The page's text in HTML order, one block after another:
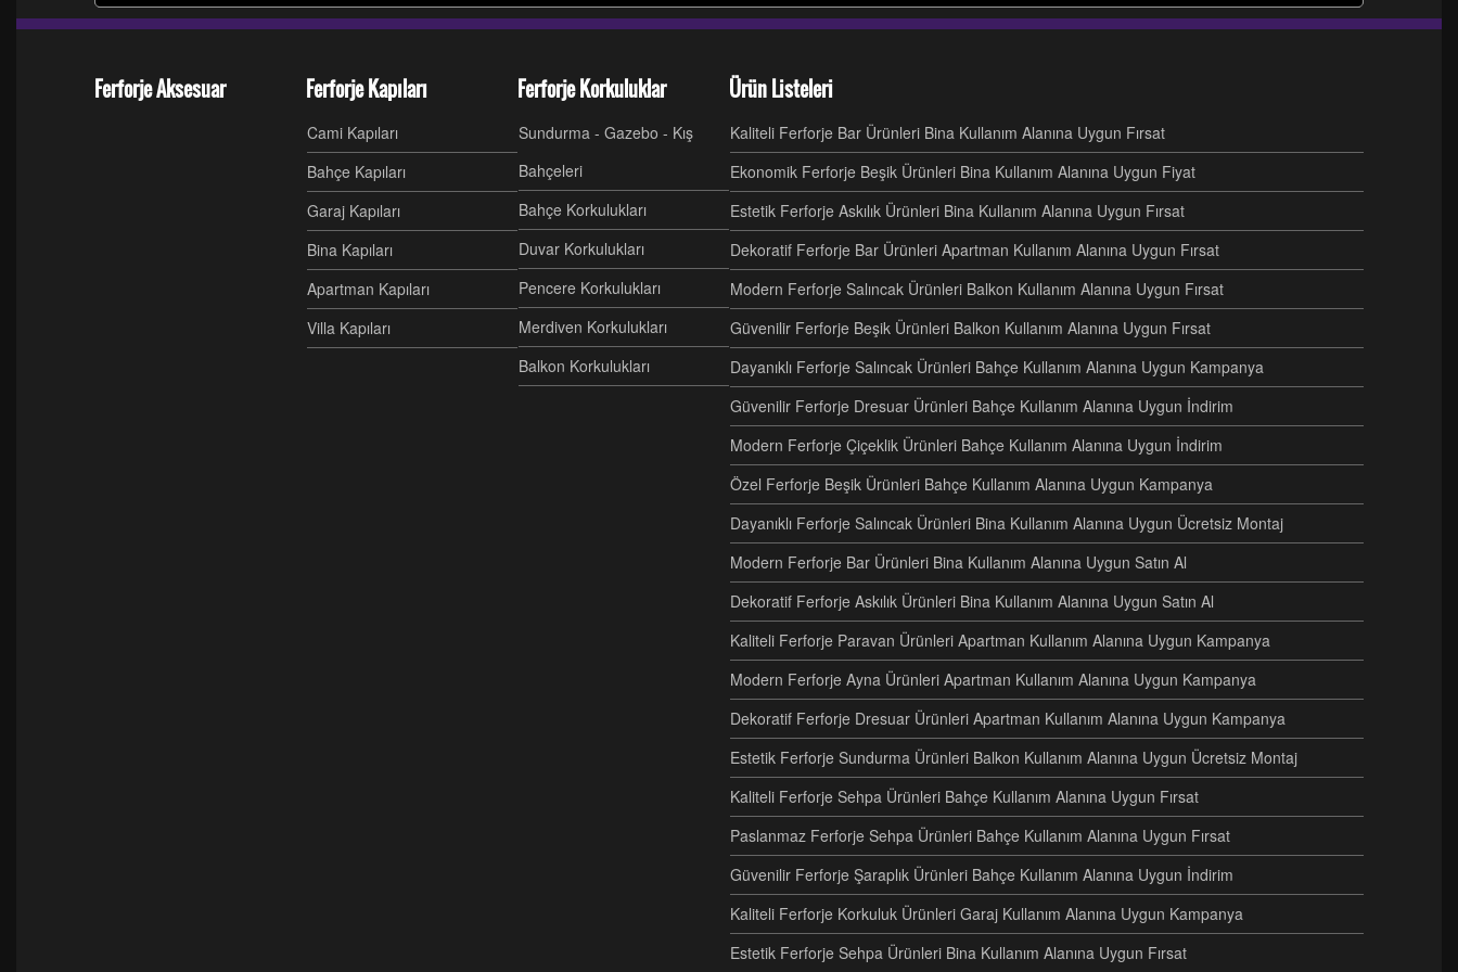
Ferforje Aksesuar Ferforje Kapıları
Cami Kapıları
Bahçe Kapıları
Garaj Kapıları
Bina Kapıları
Apartman Kapıları
Villa Kapıları
Ferforje Korkuluklar
Sundurma - Gazebo - Kış
Bahçeleri
Bahçe Korkulukları
Duvar Korkulukları
Pencere Korkulukları
Merdiven Korkulukları
Balkon Korkulukları
Ürün Listeleri
Kaliteli Ferforje Bar Ürünleri Bina Kullanım Alanına Uygun Fırsat
Ekonomik Ferforje Beşik Ürünleri Bina Kullanım Alanına Uygun Fiyat
Estetik Ferforje Askılık Ürünleri Bina Kullanım Alanına Uygun Fırsat
Dekoratif Ferforje Bar Ürünleri Apartman Kullanım Alanına Uygun Fırsat
Modern Ferforje Salıncak Ürünleri Balkon Kullanım Alanına Uygun Fırsat
Güvenilir Ferforje Beşik Ürünleri Balkon Kullanım Alanına Uygun Fırsat
Dayanıklı Ferforje Salıncak Ürünleri Bahçe Kullanım Alanına Uygun Kampanya
Güvenilir Ferforje Dresuar Ürünleri Bahçe Kullanım Alanına Uygun İndirim
Modern Ferforje Çiçeklik Ürünleri Bahçe Kullanım Alanına Uygun İndirim
Özel Ferforje Beşik Ürünleri Bahçe Kullanım Alanına Uygun Kampanya
Dayanıklı Ferforje Salıncak Ürünleri Bina Kullanım Alanına Uygun Ücretsiz Montaj
Modern Ferforje Bar Ürünleri Bina Kullanım Alanına Uygun Satın Al
Dekoratif Ferforje Askılık Ürünleri Bina Kullanım Alanına Uygun Satın Al
Kaliteli Ferforje Paravan Ürünleri Apartman Kullanım Alanına Uygun Kampanya
Modern Ferforje Ayna Ürünleri Apartman Kullanım Alanına Uygun Kampanya
Dekoratif Ferforje Dresuar Ürünleri Apartman Kullanım Alanına Uygun Kampanya
Estetik Ferforje Sundurma Ürünleri Balkon Kullanım Alanına Uygun Ücretsiz Montaj
Kaliteli Ferforje Sehpa Ürünleri Bahçe Kullanım Alanına Uygun Fırsat
Paslanmaz Ferforje Sehpa Ürünleri Bahçe Kullanım Alanına Uygun Fırsat
Güvenilir Ferforje Şaraplık Ürünleri Bahçe Kullanım Alanına Uygun İndirim
Kaliteli Ferforje Korkuluk Ürünleri Garaj Kullanım Alanına Uygun Kampanya
Estetik Ferforje Sehpa Ürünleri Bina Kullanım Alanına Uygun Fırsat